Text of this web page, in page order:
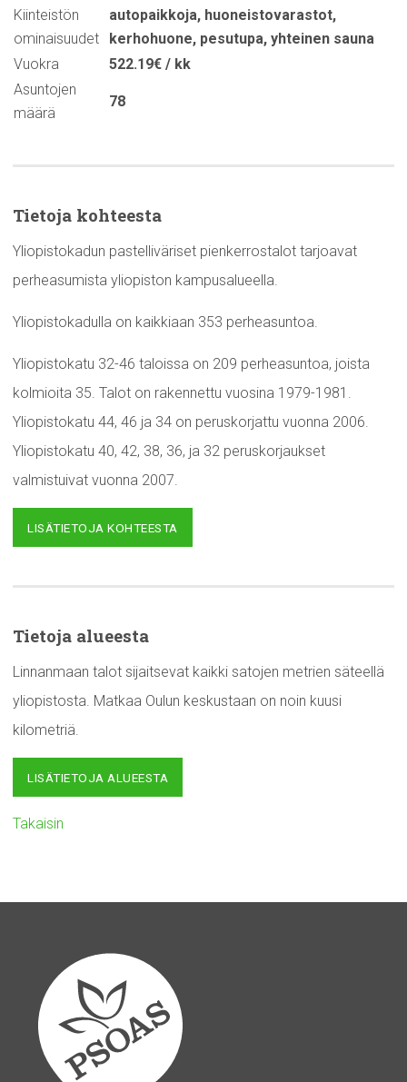
Kiinteistön
ominaisuudet
autopaikkoja, huoneistovarastot,
kerhohuone, pesutupa, yhteinen sauna
Vuokra
522.19€ / kk
Asuntojen
määrä
78
Tietoja kohteesta
Yliopistokadun pastelliväriset pienkerrostalot tarjoavat
perheasumista yliopiston kampusalueella.
Yliopistokadulla on kaikkiaan 353 perheasuntoa.
Yliopistokatu 32-46 taloissa on 209 perheasuntoa, joista
kolmioita 35. Talot on rakennettu vuosina 1979-1981.
Yliopistokatu 44, 46 ja 34 on peruskorjattu vuonna 2006.
Yliopistokatu 40, 42, 38, 36, ja 32 peruskorjaukset
valmistuivat vuonna 2007.
LISÄTIETOJA KOHTEESTA
Tietoja alueesta
Linnanmaan talot sijaitsevat kaikki satojen metrien säteellä
yliopistosta. Matkaa Oulun keskustaan on noin kuusi
kilometriä.
LISÄTIETOJA ALUEESTA
Takaisin